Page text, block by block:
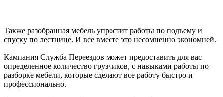
Также разобранная мебель упростит работы по подъему и
спуску по лестнице. И все вместе это несомненно экономней.
Кампания Служба Переездов может предоставить для вас
определенное количество грузчиков, с навыками работы по
разборке мебели, которые сделают все работу быстро и
профессионально.